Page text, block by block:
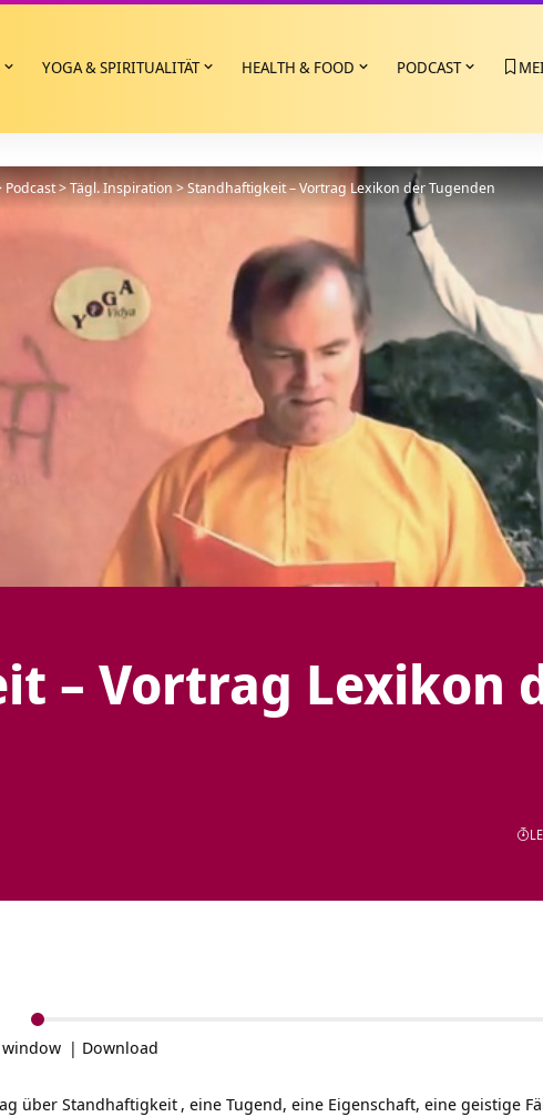
YOGA & SPIRITUALITÄT HEALTH & FOOD PODCAST
Podcast>Tägl. Inspiration>Standhaftigkeit – Vortrag Lexikon der Tugenden
– Vortrag Lexikon
| Download
über Standhaftigkeit , eine Tugend, eine Eigenschaft, eine geistige